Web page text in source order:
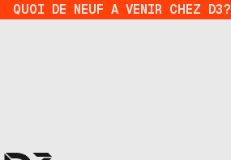
QUOI DE NEUF A VENIR CHEZ D3?